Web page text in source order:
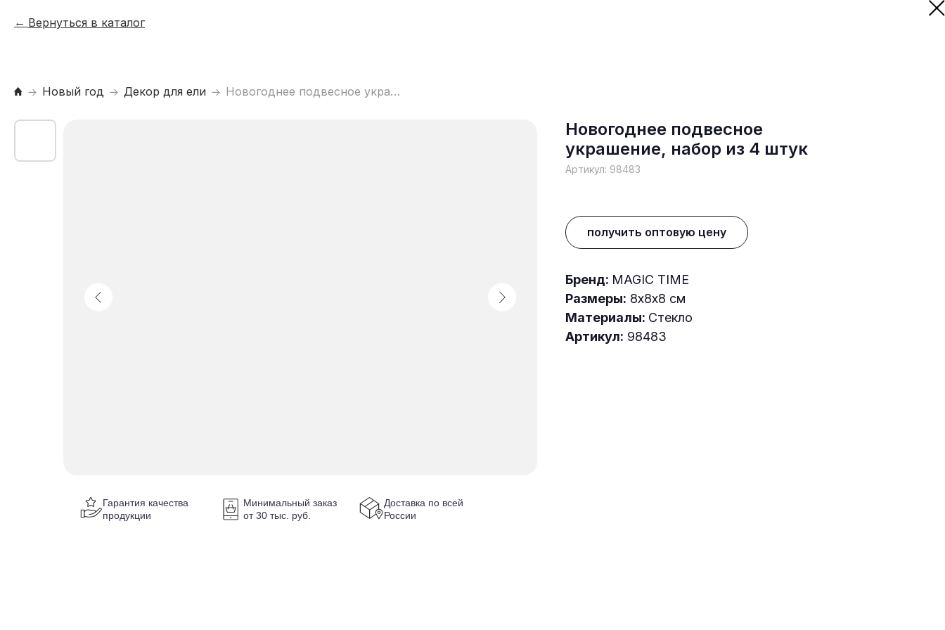
Вернуться в каталог
Новый год Декор для ели Новогоднее подвесное украшение, набор из 4 штук
Новогоднее подвесное
украшение, набор из 4 штук
Артикул: 98483
получить оптовую цену
Бренд: MAGIC TIME
Размеры: 8х8х8 см
Материалы: Стекло
Артикул: 98483
Гарантия качества
продукции
Минимальный заказ
от 30 тыс. руб.
Доставка по всей
России